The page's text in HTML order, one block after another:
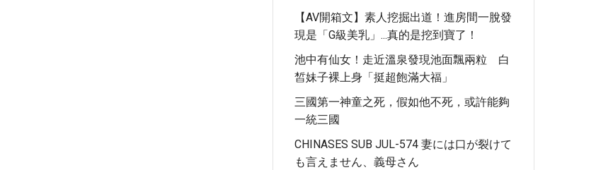
【AV開箱文】素人挖掘出道！進房間一脫發
現是「G級美乳」...真的是挖到寶了！
池中有仙女！走近溫泉發現池面飄兩粒 白
皙妹子裸上身「挺超飽滿大福」
三國第一神童之死，假如他不死，或許能夠
一統三國
CHINASES SUB JUL-574 妻には口が裂けて
も言えません、義母さん